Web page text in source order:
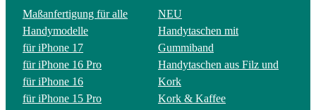
Maßanfertigung für alle
Handymodelle
für iPhone 17
für iPhone 16 Pro
für iPhone 16
für iPhone 15 Pro
NEU
Handytaschen mit
Gummiband
Handytaschen aus Filz und
Kork
Kork & Kaffee